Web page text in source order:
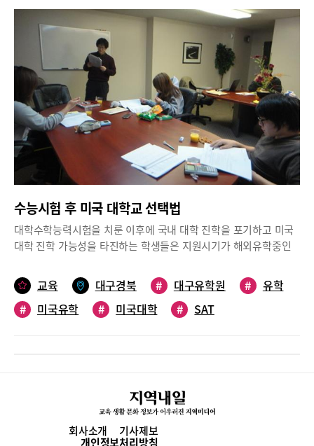
동, 인턴십 등 다양한 체험활동과 에세이와 추천서의 비중이 커질
것이라는 예상이다.특히 코로나19 팬데믹으로 모든 학교의 과외활
동이 없어진 상황에서 입시를 준비하는 학생들은 많은 어려움을 격
고 있다. 지금 상황에서는 코로나가 발생하기 이전에 해왔던 과외활
동들에 대해서 상세하게 잘 정리해서 지원서 과외 활동 란에 세세하
게 작성해야 한다.특히 주요 명문대학에 지원하는 학생들은 학업성
적이 우수하여 성적에서는 변별력이 없기 때문에 입학생들의 학업
에 대한 열정과 인성, 리더십, 잠재적 능력을 파악하는 비교과영역
인 과외활동 내용이 입시에서 중한 비중을 차지한다.대학 입시준비
에 가장 중요한 것은 시간에 쫓기다 보면 지원 대학이 요구하는 입
학요소를 놓칠 수 있기 때문에 충분한 시간을 두고 원서작업을 시작
해야 한다. 고등학교 생활의 모든 기록을 준비하고 대학지원을 결정
하기 전에 여러 조건들을 다시 한 번 비교해 보고, 최상위, 중상위,
안정권 대학을 2개에서 3개씩 정도 자신에게 가장 맞는 대학을 선
택하는 것이 올바른 입시전략이다.12월에 들어서면서 미국 학교들
은 가을 학기가 거의 끝나고 파이널 준비로 바쁘게 돌아가고 있다.
이 방학이 끝나고 학기가 다시 시작되면 밀린 학교 공부와 숙제에
휩쓸려 SAT 및 AP 시험공부를 할 시간이 없다.그래서 특히 9~11학
년 학생들은 겨울방학 시기에 공부를 제대로 준비하지 않으면 안 된
월 첫 주말에는 SAT 시험이, 그 다음주에는 AP 시험이 2주간에 걸
쳐 치러진다. 또 학교의 다양하고 굵직굵직한 프로젝트들이 5월 한
달에 모두 몰려있다. 상황이 이러하니 지금 조금씩 공부해 두지 않
다 적은 학생이 등록한 대학에서는 모자라는 신입생 정원을 채우기
위해 대기자 명단에 있던 지원자를 추가 선발하며, 반대로 예상보다
높은 지원이 실제 등록으로 이어진다면 대기자 명단의 지원자는 한
명도 뽑지 않을 수 있다. 만일 대기자명단에 오른 지원자는 마지막
까지 자신을 어필해야 한다. 대기자 순서를 정해놓는 대학, 추가 자
료를 요청하는 대학과 절대로 보내지 말라는 대학, 방문을 거절한다
는 대학 등 정책 또한 다양하므로 세심한 주의를 기울여야 한다.합
격한 대학들 중에서 자신의 성적과 적성 등을 고려해 5월 1일까지
등록할 대학을 선택하고 예치금을 낸 후에 대학교 사이트에 가입하
고, 대학생활에 필요한 정보를 확인해야 한다. 합격한 학교들 중에
어떤 대학에 가야하는가에 대해서는 일반적으로 유학생이나 학부
많이 중요시하고 있다.대학들도 우수한 학생을 유치하기 위해 많은
경쟁을 하며, 대학 측에서는 저널에서 매기는 순위가 정확한 것이
아니라고 하면서도 학생이나 부모들이 대학을 선정할 때 이 순위를
많이 고려하고 있다는 사실을 인지하고, 자기 대학의 순위를 높이기
먼저 대학순위를 정하는 요소 중 큰 몫을 차지하고 있는 것이 합격
률이다. 합격률이 낮을수록 학교의 순위는 오르게 된다. 지원자 수
가 많을수록 합격률을 내려가므로 학교의 순위는 자연적으로 올라
원하도록 구애한다. 또 지원 기간을 정해 놓고 선착순으로 지원비를
면제해 주겠다는 곳도 있고, 학생들이 가장 어려워하는 부분 중 하
나인 에세이를 면제 해 주겠다는 학교들도 가끔 있다.대구 SAT칸토
수능시험 후 미국 대학교 선택법
대학수학능력시험을 치룬 이후에 국내 대학 진학을 포기하고 미국
대학 진학 가능성을 타진하는 학생들은 지원시기가 해외유학중인
비하는 것보다 지원에 필요한 서류 준비나 학교 선정에 확실히 준비
됐을 때 지원해야 한다.지원서 작성은 생각만큼 쉽지 않은 과정이
다. 수없이 검토를 반복해야 하고, 여기에 지원한 각 대학들에 맞게
필요한 최소 학교성적(GPA)과 학력평가 시험점수가 다르다. 최상위
50위권의 대학들은 고등학교 내신 성적, 학력평가 시험 SAT(SAT
Subject 최소2과목) 또는 ACT 점수, 토플, 대학지원서, 추천서, 그
리고 비교과 활동(Extracurricular Activities) 등을 요구한다.미국
교육 대구경북 # 대구유학원 #
유학
#
미국유학 # 미국대학 # SAT
회사소개 기사제보
개인정보처리방침